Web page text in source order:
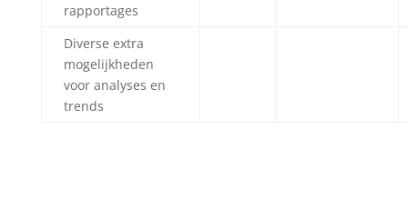
rapportages
Diverse extra
mogelijkheden
voor analyses en
trends